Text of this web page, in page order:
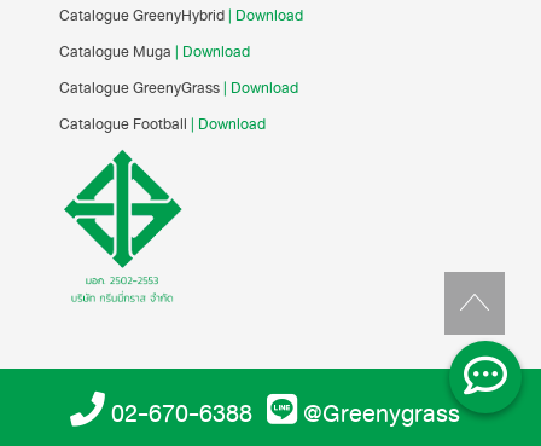
02-670-6388 @Greenygrass
Catalogue GreenyHybrid| Download
Catalogue Muga | Download
Catalogue GreenyGrass| Download
Catalogue Football | Download